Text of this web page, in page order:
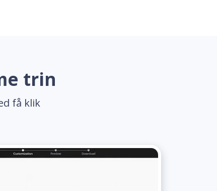
trin
få klik